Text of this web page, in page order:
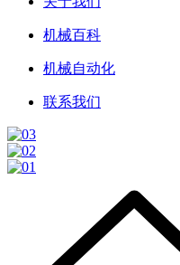
机械百科
机械自动化
联系我们